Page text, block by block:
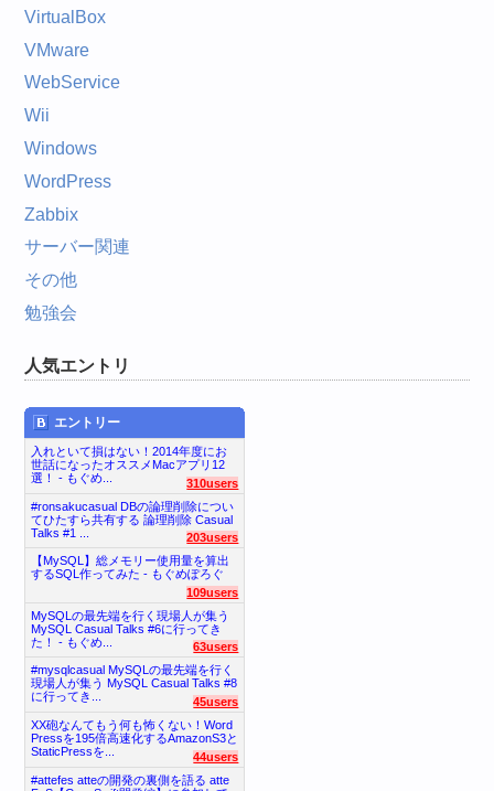
VirtualBox
VMware
WebService
Wii
Windows
WordPress
Zabbix
サーバー関連
その他
勉強会
人気エントリ
エントリー
入れといて損はない！2014年度にお
世話になったオススメMacアプリ12
選！ - もぐめ...
310users
#ronsakucasual DBの論理削除につい
てひたすら共有する 論理削除 Casual
Talks #1 ...
203users
【MySQL】総メモリー使用量を算出
するSQL作ってみた - もぐめぽろぐ
109users
MySQLの最先端を行く現場人が集う
MySQL Casual Talks #6に行ってき
た！ - もぐめ...
63users
#mysqlcasual MySQLの最先端を行く
現場人が集う MySQL Casual Talks #8
に行ってき...
45users
XX砲なんてもう何も怖くない！Word
Pressを195倍高速化するAmazonS3と
StaticPressを...
44users
#attefes atteの開発の裏側を語る atte